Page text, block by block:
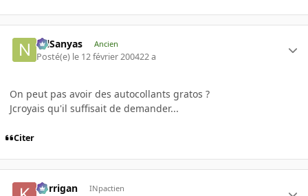
NilSanyas Ancien
Posté(e) le 12 février 200422 a
On peut pas avoir des autocollants gratos ?
Jcroyais qu'il suffisait de demander...
Citer
korrigan INpactien